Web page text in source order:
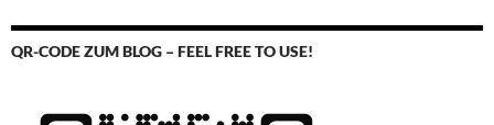
QR-CODE ZUM BLOG – FEEL FREE TO USE!